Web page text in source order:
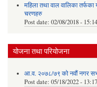
महिला तथा वाल वालिका
चरणहरु
Post date: 02/08/2018 - 15:14
योजना तथा परियोजना
आ.व. २०७८/७९ को नवौं नगर
Post date: 05/18/2022 - 13:17